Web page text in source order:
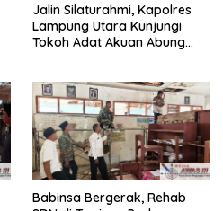
Jalin Silaturahmi, Kapolres
Lampung Utara Kunjungi
Tokoh Adat Akuan Abung
Babinsa Bergerak, Rehab